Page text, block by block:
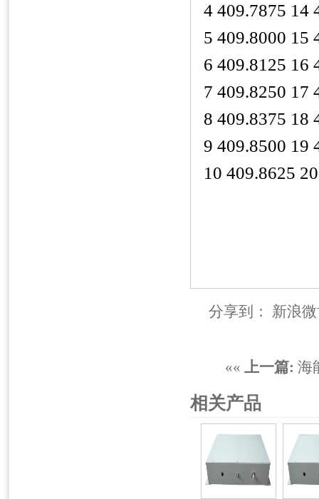
4 409.7875 14
5 409.8000 15
6 409.8125 16
7 409.8250 17
8 409.8375 18
9 409.8500 19
10 409.8625
分享到： 新浪
«« 上一篇: 海
相关产品